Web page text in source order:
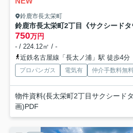
鈴鹿市長太栄町
750万円
- / 224.12㎡ / -
近鉄名古屋線「長太ノ浦」駅 徒歩4分
プロパンガス 電気有 仲介手数料無
物件資料(長太栄町2丁目サクシード
画)PDF